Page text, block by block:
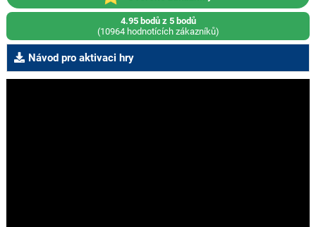
4.95 bodů z 5 bodů
(10964 hodnotících zákazníků)
Návod pro aktivaci hry